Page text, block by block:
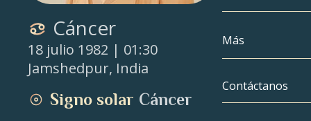
Tauro
Cáncer
Famosos
Más
Contáctanos
Cáncer
18 julio 1982 | 01:30
Jamshedpur, India
Signo solar Cáncer